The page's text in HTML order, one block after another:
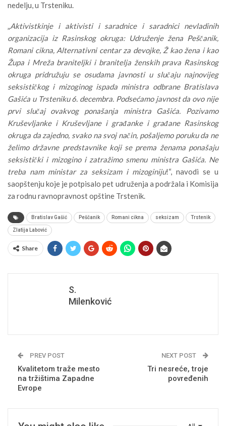
nedelju, u Trsteniku.
„Aktivistkinje i aktivisti i saradnice i saradnici nevladinih
organizacija iz Rasinskog okruga: Udruženje žena Peščanik,
Romani cikna, Alternativni centar za devojke, Ž kao žena i kao
Župa i Mreža braniteljki i branitelja ženskih prava Rasinskog
okruga pridružuju se osudama javnosti u slučaju najnovijeg
seksističkog i mizoginog ispada ministra odbrane Bratislava
Gašića u Trsteniku 6. decembra. Podsećamo javnost da ovo nije
prvi slučaj ovakvog ponašanja ministra Gašića. Pozivamo
Kruševljanke i Kruševljane i građanke i građane Rasinskog
okruga da zajedno, svako na svoj način, pošaljemo poruku da ne
želimo državne predstavnike koji se prema ženama ponašaju
seksistički i mizogino i zatražimo smenu ministra Gašića. Ne
treba nam ministar za seksizam i mizoginiju!“, navodi se u
saopštenju koje je potpisalo pet udruženja a podržala i Komisija
za rodnu ravnopravnost opštine Trstenik.
Bratislav Gašić Peščanik Romani cikna seksizam Trstenik
Zlatija Labović
Share
S.
Milenković
PREV POST
Kvalitetom traže mesto
na tržištima Zapadne
Evrope
NEXT POST
Tri nesreće, troje
povređenih